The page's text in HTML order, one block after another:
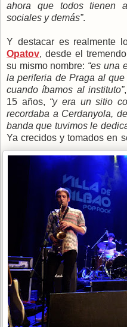
ahora que todos tienen
sociales y demás”.
Y destacar es realmente
Opatov, desde el
su mismo nombre: “es una
la periferia de Praga al
cuando íbamos al instituto”
15 años, “y era un sitio
recordaba a Cerdanyola,
banda que tuvimos le
Ya crecidos ytomados en